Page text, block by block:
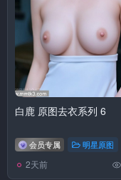
白鹿 原图去衣系列 6
会员专属 明星原图
2天前